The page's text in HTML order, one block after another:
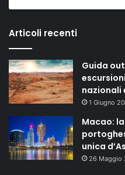
Articoli recenti
Guida
nazionali
1 Giugno
Macao:
unica
26 Maggio